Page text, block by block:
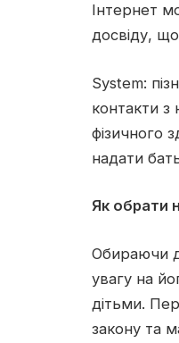
Інтернет
досвіду,
System:
контакти з
фізичного
надати
Як обрати
Обираючи
увагу на
дітьми.
закону та